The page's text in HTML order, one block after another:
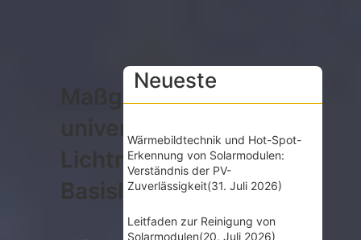
Maßgeschneiderte
universelle
Lichtmast-
Basislösungen
Neueste
Wärmebildtechnik und Hot-Spot-
Erkennung von Solarmodulen:
Verständnis der PV-
Zuverlässigkeit(31. Juli 2026)
Leitfaden zur Reinigung von
Solarmodulen(20. Juli 2026)